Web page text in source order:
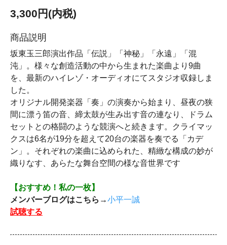
3,300円(内税)
商品説明
坂東玉三郎演出作品「伝説」「神秘」「永遠」「混
沌」。様々な創造活動の中から生まれた楽曲より9曲
を、最新のハイレゾ・オーディオにてスタジオ収録しま
した。
オリジナル開発楽器「奏」の演奏から始まり、昼夜の狭
間に漂う笛の音、締太鼓が生み出す音の連なり、ドラム
セットとの格闘のような競演へと続きます。クライマッ
クスは6名が19分を超えて20台の楽器を奏でる「カデ
ン」。それぞれの楽曲に込められた、精緻な構成の妙が
織りなす、あらたな舞台空間の様な音世界です
【おすすめ！私の一枚】
メンバーブログはこちら→小平一誠
試聴する